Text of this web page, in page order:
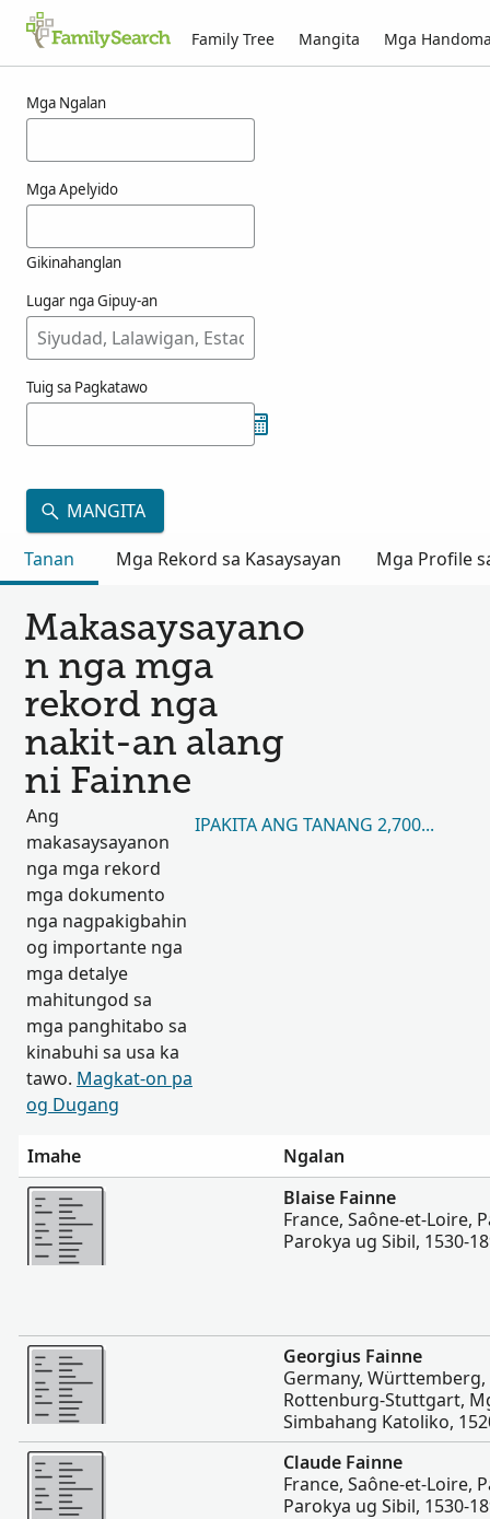
Family Tree Mangita Mga
Mga Ngalan
Mga Apelyido
Gikinahanglan
Lugar nga Gipuy-an
Tuig sa Pagkatawo
MANGITA
Tanan
Mga Rekord sa Kasaysayan Mga Profile
Makasaysayano
n nga mga
rekord nga
nakit-an alang
ni Fainne
Ang
makasaysayanon
nga mga rekord
mga dokumento
nga nagpakigbahin
og importante nga
mga detalye
mahitungod sa
mga panghitabo sa
kinabuhi sa usa ka
tawo. Magkat-on pa
og Dugang
IPAKITA ANG TANANG 2,700,414
Imahe
Ngalan
Dugang pa
Blaise Fainne
France, Saône-et-Loire,
Parokya ug Sibil, 1530-
Dugang pa
Georgius Fainne
Germany, Württemberg,
Rottenburg-Stuttgart,
Simbahang Katoliko,
Dugang pa
Claude Fainne
France, Saône-et-Loire,
Parokya ug Sibil, 1530-